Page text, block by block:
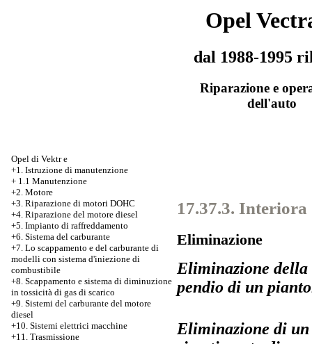
Opel
dal 1988-1995
Riparazione e
dell'auto
Opel di Vektr e
+1. Istruzione di manutenzione
+ 1.1 Manutenzione
+2. Motore
+3. Riparazione di motori DOHC
+4. Riparazione del motore diesel
+5. Impianto di raffreddamento
+6. Sistema del carburante
+7. Lo scappamento e del carburante di
modelli con sistema d'iniezione di
combustibile
+8. Scappamento e sistema di diminuzione
in tossicità di gas di scarico
+9. Sistemi del carburante del motore
diesel
+10. Sistemi elettrici macchine
+11. Trasmissione
17.37.3.
Eliminazione
Eliminazione della
pendio di un
Eliminazione di